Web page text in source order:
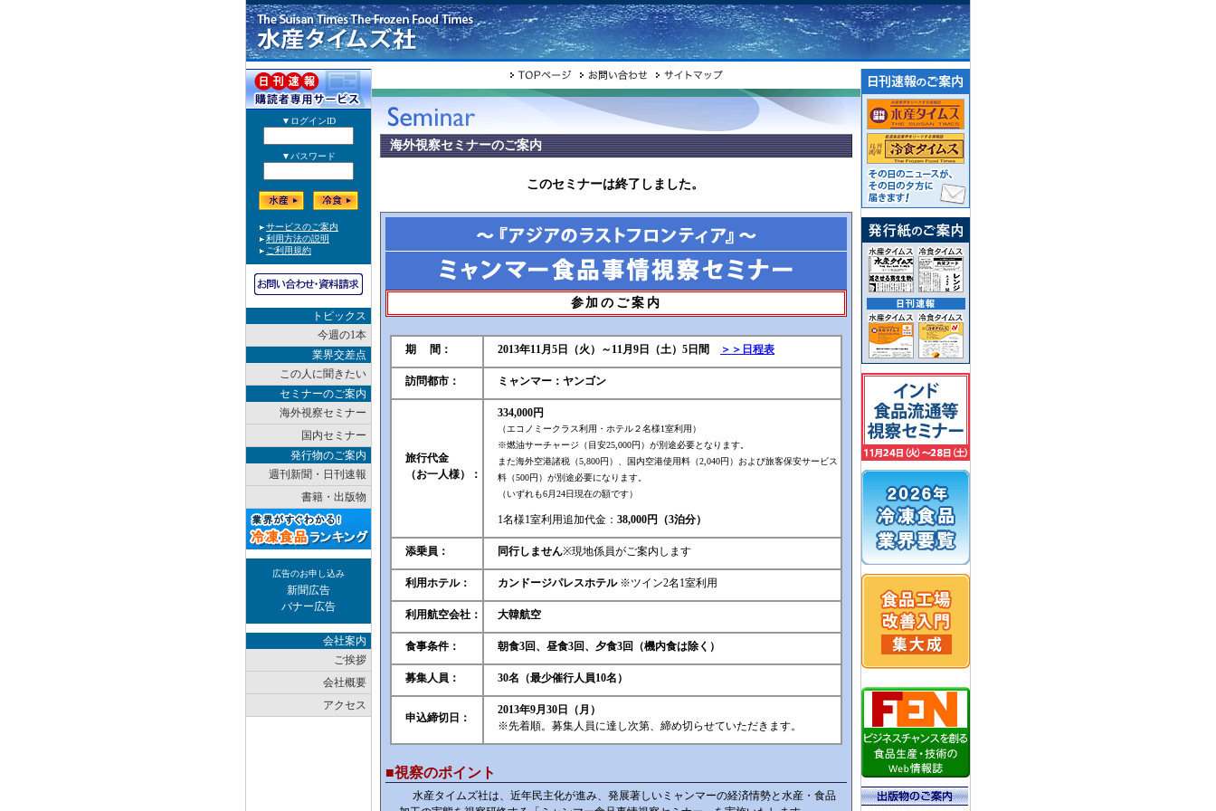
トピックス
今週の1本
業界交差点
この人に聞きたい
セミナーのご案内
海外視察セミナー
国内セミナー
発行物のご案内
週刊新聞・日刊速報
書籍・出版物
広告のお申し込み
新聞広告
バナー広告
会社案内
ご挨拶
会社概要
アクセス
海外視察セミナーのご案内
このセミナーは終了しました。
参加のご案内
期 間： 2013年11月5日（火）～11月9日（土）5日間 ＞＞日程表
訪問都市： ミャンマー：ヤンゴン
旅行代金
（お一人様）：
334,000円
（エコノミークラス利用・ホテル２名様1室利用）
※燃油サーチャージ（目安25,000円）が別途必要となります。
また海外空港諸税（5,800円）、国内空港使用料（2,040円）および旅客保安サービス
料（500円）が別途必要になります。
（いずれも6月24日現在の額です）
1名様1室利用追加代金： 38,000円（3泊分）
添乗員： 同行しません※現地係員がご案内します
利用ホテル： カンドージパレスホテル ※ツイン2名1室利用
利用航空会社： 大韓航空
食事条件： 朝食3回、昼食3回、夕食3回（機内食は除く）
募集人員： 30名（最少催行人員10名）
申込締切日：
2013年9月30日（月）
※先着順。募集人員に達し次第、締め切らせていただきます。
■視察のポイント
水産タイムズ社は、近年民主化が進み、発展著しいミャンマーの経済情勢と水産・食品